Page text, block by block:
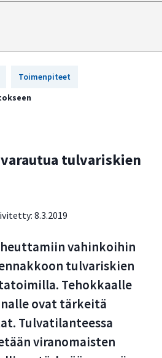
lainsäädäntö
esitetään
välttämiseksi
hyvällä alueidenkäytön
on alueellisia suosituksia
Toimenpiteet
tulvariskien
8.3.2019
vahinkoihin
tulvariskien
Tehokkaalle
ovat tärkeitä
Tulvatilanteessa
viranomaisten